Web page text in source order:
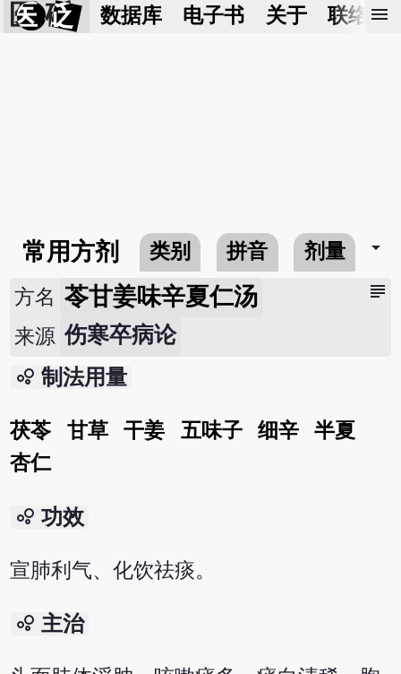
医 砭 数据库 电子书 关于 联络我
menu
常用方剂 类别 拼音 剂量 arrow_drop_down
subject
方名 苓甘姜味辛夏仁汤
来源 伤寒卒病论
bubble_chart 制法用量
茯苓 甘草 干姜 五味子 细辛
半夏
杏仁
bubble_chart 功效
宣肺利气、化饮祛痰。
bubble_chart 主治